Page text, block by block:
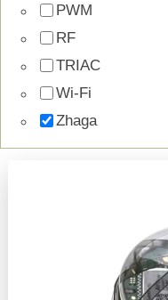
PWM
RF
TRIAC
Wi-Fi
Zhaga